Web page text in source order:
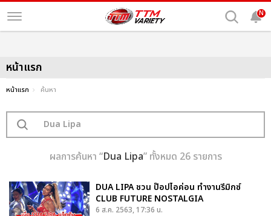
N
หน้าแรก
หน้าแรก ค้นหา
ผลการค้นหา “Dua Lipa” ทั้งหมด 26 รายการ
DUA LIPA ชวน ป๊อปไอค่อน ทำงานรีมิกซ์
CLUB FUTURE NOSTALGIA
6 ส.ค. 2563, 17:36 น.